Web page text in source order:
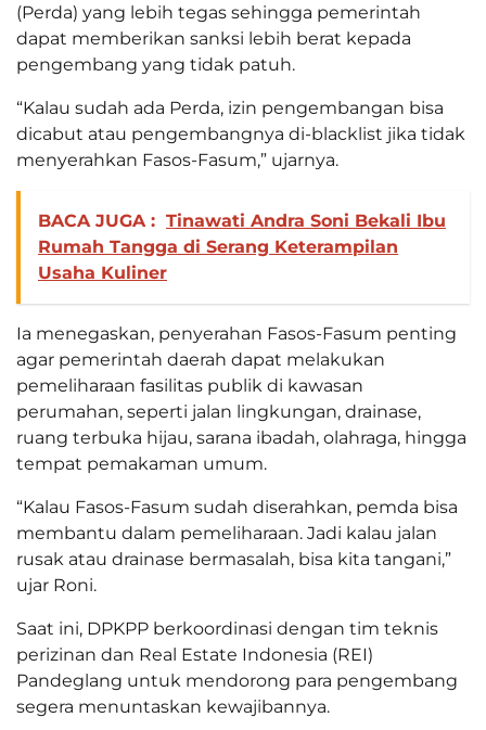
(Perda) yang lebih tegas sehingga pemerintah
dapat memberikan sanksi lebih berat kepada
pengembang yang tidak patuh.
“Kalau sudah ada Perda, izin pengembangan bisa
dicabut atau pengembangnya di-blacklist jika tidak
menyerahkan Fasos-Fasum,” ujarnya.
BACA JUGA : Tinawati Andra Soni Bekali Ibu
Rumah Tangga di Serang Keterampilan
Usaha Kuliner
Ia menegaskan, penyerahan Fasos-Fasum penting
agar pemerintah daerah dapat melakukan
pemeliharaan fasilitas publik di kawasan
perumahan, seperti jalan lingkungan, drainase,
ruang terbuka hijau, sarana ibadah, olahraga, hingga
tempat pemakaman umum.
“Kalau Fasos-Fasum sudah diserahkan, pemda bisa
membantu dalam pemeliharaan. Jadi kalau jalan
rusak atau drainase bermasalah, bisa kita tangani,”
ujar Roni.
Saat ini, DPKPP berkoordinasi dengan tim teknis
perizinan dan Real Estate Indonesia (REI)
Pandeglang untuk mendorong para pengembang
segera menuntaskan kewajibannya.